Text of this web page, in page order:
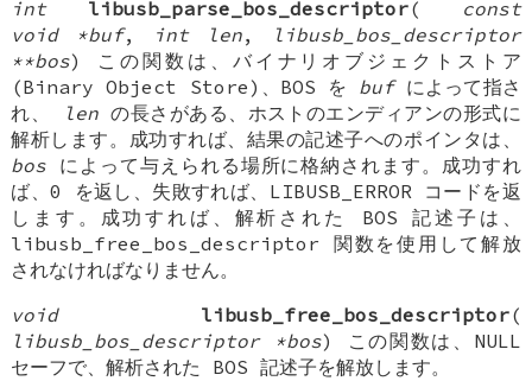
int
libusb_parse_bos_descriptor(
const
void *buf, int len,
libusb_bos_descriptor
**bos) この関数は、バイナリオブジェクトストア
(Binary Object Store)、BOS を bufによって指さ
れ、
lenの長さがある、ホストのエンディアンの形式に
解析します。成功すれば、結果の記述子へのポインタは、
bos によって与えられる場所に格納されます。成功すれ
ば、0 を返し、失敗すれば、LIBUSB_ERROR コードを返
します。成功すれば、解析された BOS 記述子は、
libusb_free_bos_descriptor 関数を使用して解放
されなければなりません。
void
libusb_free_bos_descriptor(
libusb_bos_descriptor *bos) この関数は、NULL
セーフで、解析された BOS 記述子を解放します。